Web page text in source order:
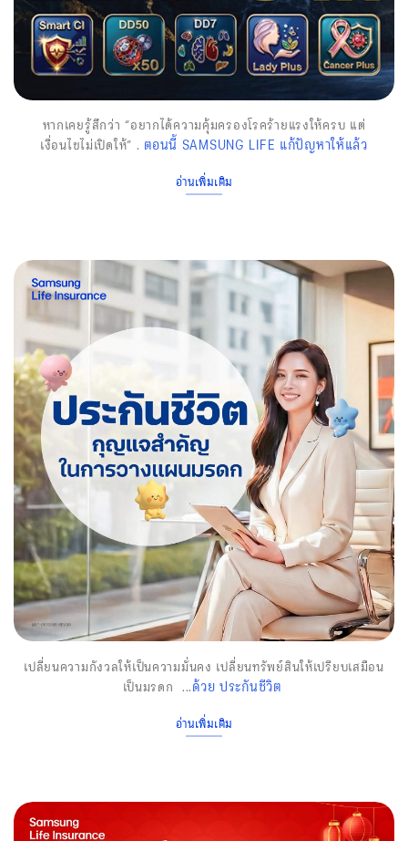
หากเคยรู้สึกว่า “อยากได้ความคุ้มครองโรคร้ายแรงให้ครบ แต่
เงื่อนไขไม่เปิดให้” . ตอนนี้ SAMSUNG LIFE แก้ปัญหาให้แล้ว
อ่านเพิ่มเติม
เปลี่ยนความกังวลให้เป็นความมั่นคง เปลี่ยนทรัพย์สินให้เปรียบเสมือน
เป็นมรดก ...ด้วย ประกันชีวิต
อ่านเพิ่มเติม